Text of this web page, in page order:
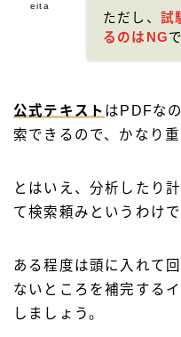
eita
ただし、 試
るのはNG
公式テキスト はPDFな
索できるので、かなり重
とはいえ、分析したり
て検索頼みというわけ
ある程度は頭に入れて
ないところを補完する
しましょう。